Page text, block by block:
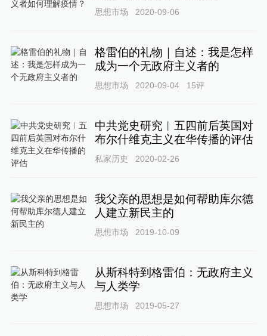
思想市场 2020-09-06
格雷伯的礼物｜自述：我是怎样
成为一个无政府主义者的
思想市场 2020-09-04 15评
中共党史研究︱五四前后英国对
布尔什维克主义在华传播的评估
私家历史 2020-02-26
我父亲的思想是如何帮助库尔德
人建立新民主的
思想市场 2019-10-09
从斯科特到格雷伯：无政府主义
与人类学
思想市场 2019-05-27